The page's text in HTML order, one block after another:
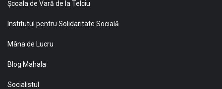
Şcoala de Vară de la Telciu
Institutul pentru Solidaritate Socială
Mâna de Lucru
Blog Mahala
Socialistul